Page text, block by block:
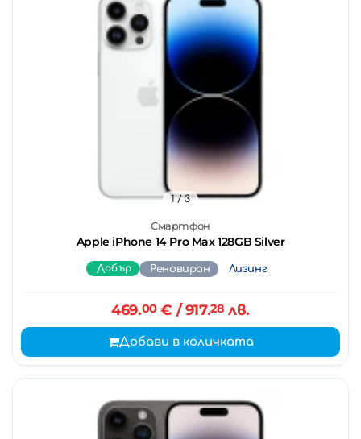
Смартфон
Apple iPhone 14 Pro Max 128GB Silver
1/ 3
Добър Реновиран Лизинг
469.00€ / 917.28 лв.
Добави в количката